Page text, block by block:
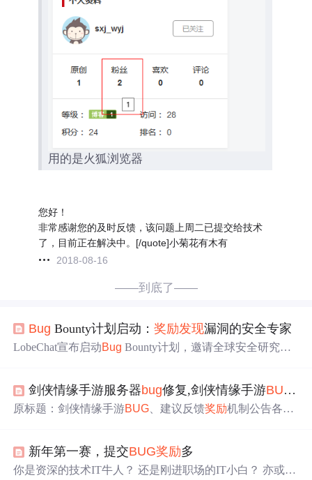
用的是火狐浏览器
您好！
非常感谢您的及时反馈，该问题上周二已提交给技术
了，目前正在解决中。[/quote]小菊花有木有
2018-08-16
——到底了——
Bug Bounty计划启动：奖励发现漏洞的安全专家
LobeChat宣布启动Bug Bounty计划，邀请全球安全研究人
攻击面广泛，存在XSS、SSRF、文件解析漏洞等风险。通
过外部力量参与安全验证，项目旨在构建可信赖的企业级
剑侠情缘手游服务器bug修复,剑侠情缘手游BUG 、
原标题：剑侠情缘手游BUG 、建议反馈奖励机制公告各位
完善游戏各方面玩法以及丰富游戏内容的动力，在此我们
真诚的对全体热爱《剑侠情缘手游》的忠实玩家表示深深
新年第一赛，提交BUG奖励多
你是资深的技术IT牛人？ 还是刚进职场的IT小白？ 亦或是